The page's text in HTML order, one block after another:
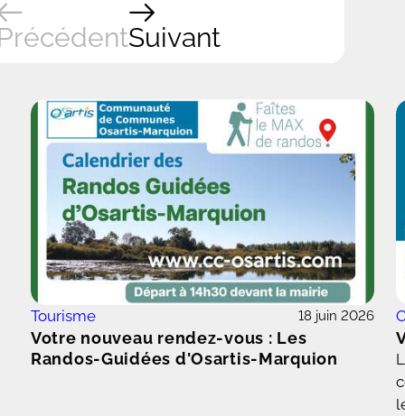
Suivant
Votre nouveau rendez-vous : Les
Randos-Guidées d'Osartis-Marquion
Tourisme 18 juin 2026